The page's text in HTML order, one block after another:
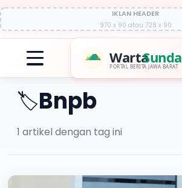
IKLAN HEADER
970 x 90 atau 728 x 90
WartaSunda
PORTAL BERITA JAWA BARAT
🏷️Bnpb
1 artikel dengan tag ini